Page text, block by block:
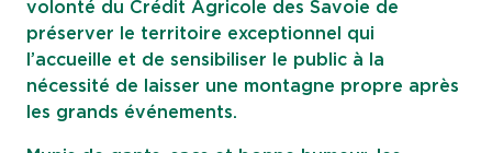
volonté du Crédit Agricole des Savoie de
préserver le territoire exceptionnel qui
l’accueille et de sensibiliser le public à la
nécessité de laisser une montagne propre après
les grands événements.